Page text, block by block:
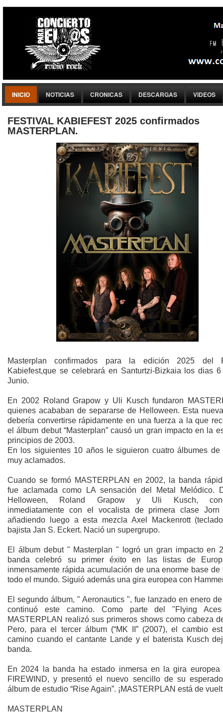
INICIO NOTICIAS CRONICAS DESCARGAS VIDEOS
FESTIVAL KABIEFEST 2025 confirmados
MASTERPLAN.
Masterplan confirmados para la edición 2025 del
Kabiefest,que se celebrará en Santurtzi-Bizkaia los dias
Junio.
En 2002 Roland Grapow y Uli Kusch fundaron
quienes acababan de separarse de Helloween. Esta
debería convertirse rápidamente en una fuerza a la que
el álbum debut “Masterplan” causó un gran impacto en la
principios de 2003.
En los siguientes 10 años le siguieron cuatro álbumes de
muy aclamados.
Cuando se formó MASTERPLAN en 2002, la banda
fue aclamada como LA sensación del Metal Melódico.
Helloween, Roland Grapow y Uli Kusch,
inmediatamente con el vocalista de primera clase Jorn
añadiendo luego a esta mezcla Axel Mackenrott
bajista Jan S. Eckert. Nació un supergrupo.
El álbum debut " Masterplan " logró un gran impacto en
banda celebró su primer éxito en las listas de
inmensamente rápida acumulación de una enorme base de
todo el mundo. Siguió además una gira europea con
El segundo álbum, " Aeronautics ", fue lanzado en enero
continuó este camino. Como parte del "Flying Aces
MASTERPLAN realizó sus primeros shows como cabeza
Pero, para el tercer álbum (“MK II” (2007), el cambio
camino cuando el cantante Lande y el baterista Kusch
banda.
En 2024 la banda ha estado inmersa en la gira europea
FIREWIND, y presentó el nuevo sencillo de su
álbum de estudio “Rise Again”. ¡MASTERPLAN está de
MASTERPLAN